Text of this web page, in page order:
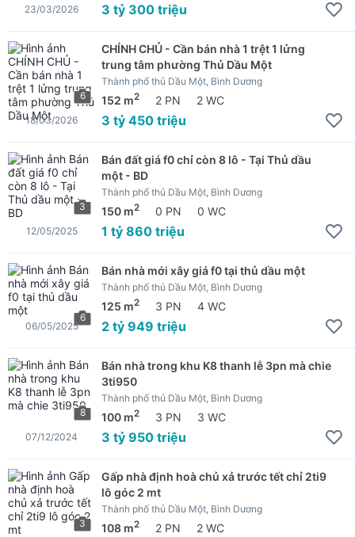
3 tỷ 300 triệu
23/03/2026
6
CHÍNH CHỦ - Cần bán nhà 1 trệt 1 lửng
trung tâm phường Thủ Dầu Một
Thành phố thủ Dầu Một, Bình Dương
152 m2 2 PN 2 WC
3 tỷ 450 triệu
18/03/2026
3
Bán đất giá f0 chỉ còn 8 lô - Tại Thủ dầu
một - BD
Thành phố thủ Dầu Một, Bình Dương
150 m2 0 PN 0 WC
1 tỷ 860 triệu
12/05/2025
6
Bán nhà mới xây giá f0 tại thủ dầu một
Thành phố thủ Dầu Một, Bình Dương
125 m2 3 PN 4 WC
2 tỷ 949 triệu
06/05/2025
8
Bán nhà trong khu K8 thanh lễ 3pn mà chie
3ti950
Thành phố thủ Dầu Một, Bình Dương
100 m2 3 PN 3 WC
3 tỷ 950 triệu
07/12/2024
3
Gấp nhà định hoà chủ xả trước tết chỉ 2ti9
lô góc 2 mt
Thành phố thủ Dầu Một, Bình Dương
108 m2 2 PN 2 WC